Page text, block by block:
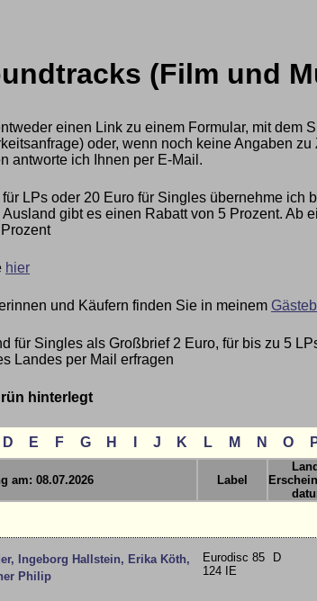
(Film und
einen Link zu einem Formular, mit dem
oder, wenn noch keine Angaben
antworte ich Ihnen per E-Mail.
LPs oder 20 Euro für Singles übernehme ich
gibt es einen Rabatt von 5 Prozent. Ab
hier
und Käufern finden Sie in meinem
für Singles als Großbrief 2 Euro, für bis zu 5
Landes per Mail erfragen
hinterlegt
D E F G H J K L M N O
am: 08.07.2026 Label
Ingeborg Hallstein, Erika Köth,
Philip
Eurodisc 85
124 IE
D